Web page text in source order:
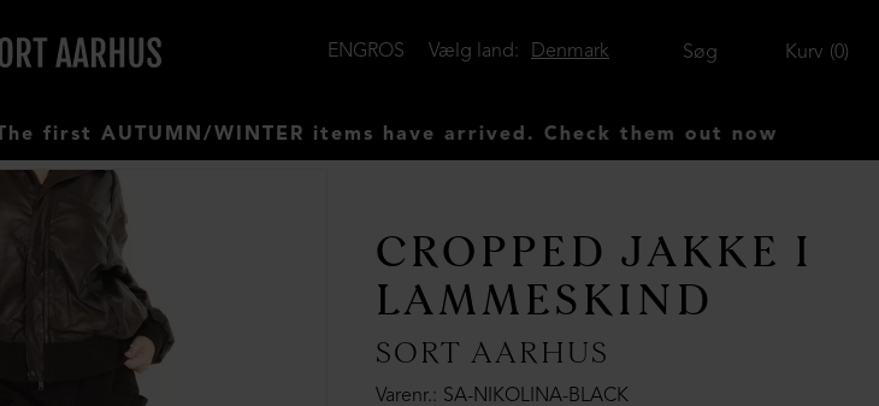
Kurv 0
Søg
Denmark
Vælg land:
ENGROS
AUTUMN/WINTER items have arrived. Check them out now
CROPPED JAKKE I
LAMMESKIND
SORT AARHUS
Varenr. SA-NIKOLINA-BLACK